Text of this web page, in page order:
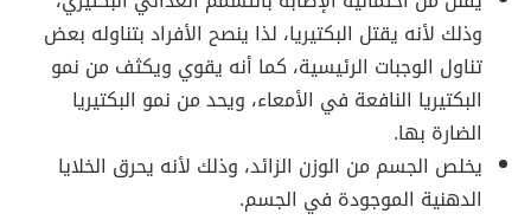
وذلك لأنه يقتل البكتيريا، لذا ينصح الأفراد بتناوله بعض
تناول الوجبات الرئيسية، كما أنه يقوي ويكثف من نمو
البكتيريا النافعة في الأمعاء، ويحد من نمو البكتيريا
الضارة بها.
يخلص الجسم من الوزن الزائد، وذلك لأنه يحرق الخلايا
الدهنية الموجودة في الجسم.